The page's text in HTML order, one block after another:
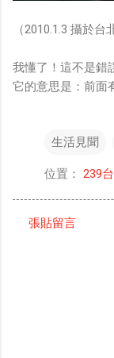
（2010.1.3 攝於
我懂了！這不是錯
它的意思是：前面
生活見聞
位置： 239
張貼留言